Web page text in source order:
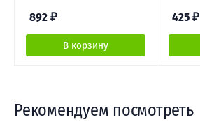
892 ₽
В корзину
425 ₽
Рекомендуем посмотреть